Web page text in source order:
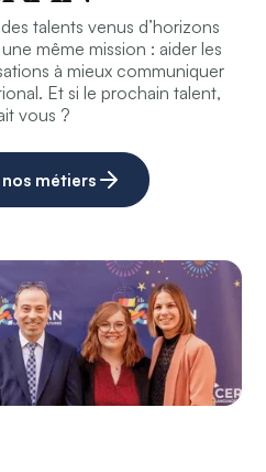
talents venus d’horizons
même mission : aider les
à mieux communiquer
Et si le prochain talent,
vous ?
métiers